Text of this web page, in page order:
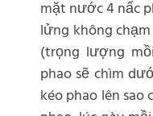
mặt nước 4 nấc
lửng không chạm
(trọng lượng
phao sẽ chìm
kéo phao lên